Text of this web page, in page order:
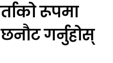
रूपमा
गर्नुहोस्